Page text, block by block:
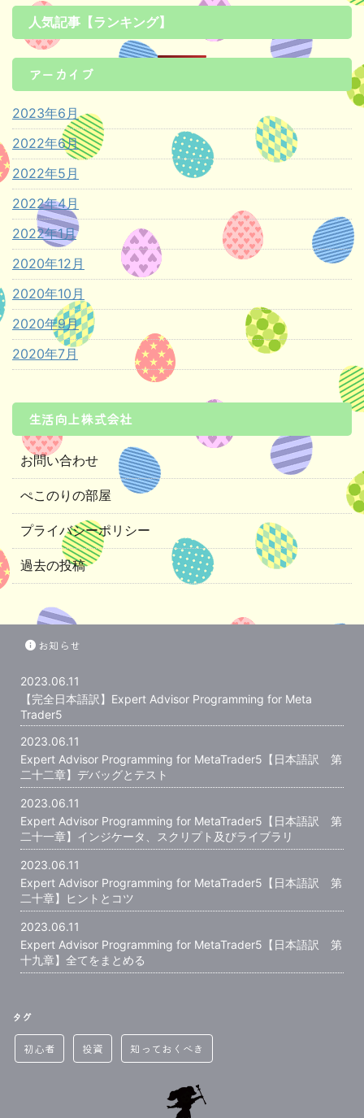
人気記事【ランキング】
アーカイブ
2023年6月
2022年6月
2022年5月
2022年4月
2022年1月
2020年12月
2020年10月
2020年9月
2020年7月
生活向上株式会社
お問い合わせ
ぺこのりの部屋
プライバシーポリシー
過去の投稿
お知らせ
2023.06.11
【完全日本語訳】Expert Advisor Programming for Meta
Trader5
2023.06.11
Expert Advisor Programming for MetaTrader5【日本語訳 第
二十二章】デバッグとテスト
2023.06.11
Expert Advisor Programming for MetaTrader5【日本語訳 第
二十一章】インジケータ、スクリプト及びライブラリ
2023.06.11
Expert Advisor Programming for MetaTrader5【日本語訳 第
二十章】ヒントとコツ
2023.06.11
Expert Advisor Programming for MetaTrader5【日本語訳 第
十九章】全てをまとめる
タグ
初心者 投資 知っておくべき